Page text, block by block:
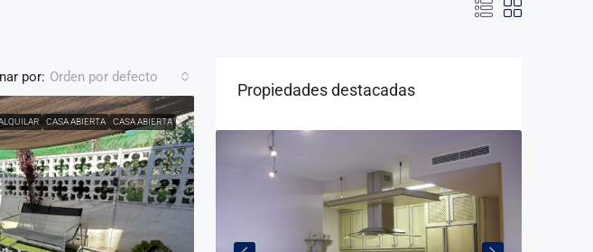
por: Orden por defecto
CASA ABIERTA CASA ABIERTA
Propiedades destacadas